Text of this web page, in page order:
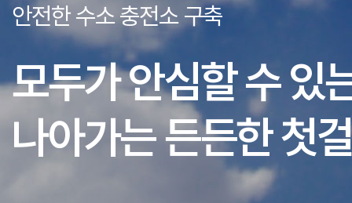
안전한 수소 충전소 구축
모두가 안심할 수 있
나아가는 든든한 첫